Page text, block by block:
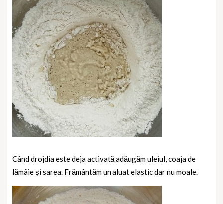
Când drojdia este deja activată adăugăm uleiul, coaja de
lămâie și sarea. Frământăm un aluat elastic dar nu moale.